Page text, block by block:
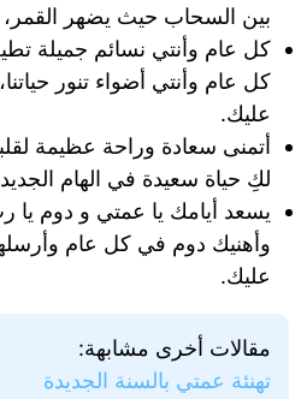
بين السحاب حيث يضهر
كل عام وأنتي نسائم جميلة
كل عام وأنتي أضواء تنور
عليك.
أتمنى سعادة وراحة عظيمة
لكِ حياة سعيدة في الهام
يسعد أيامك يا عمتي و دوم يا
وأهنيك دوم في كل عام
عليك.
مقالات أخرى مشابهة:
تهنئة عمتي بالسنة الجديدة